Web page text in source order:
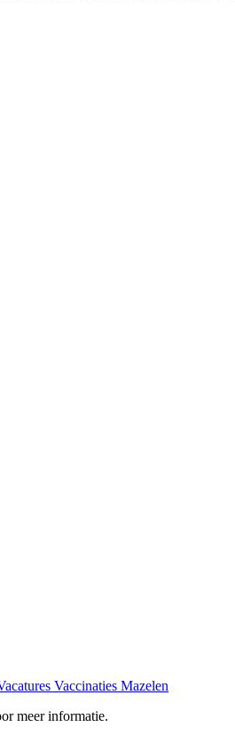
Vaccinaties Mazelen
meer informatie.